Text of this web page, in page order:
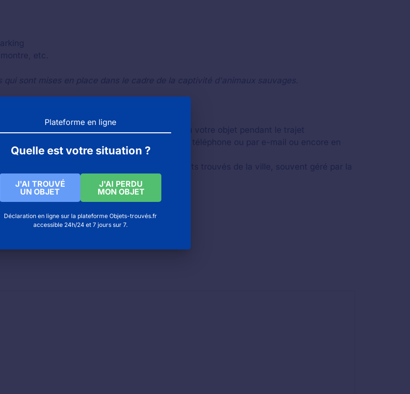
etc.
qui sont mises en place dans le cadre de la captivité d'animaux sauvages.
inverse pour vérifier si vous n'avez pas perdu votre objet pendant le trajet
par téléphone ou par e-mail ou encore en
vous invitons à contacter le bureau des objets trouvés de la ville, souvent géré par la
Le mans
trouvés
Plateforme en ligne
Quelle est votre situation ?
J'AI TROUVÉ
UN OBJET
J'AI PERDU
MON OBJET
Déclaration en ligne sur la plateforme Objets-trouvés.fr
accessible 24h/24 et 7 jours sur 7.